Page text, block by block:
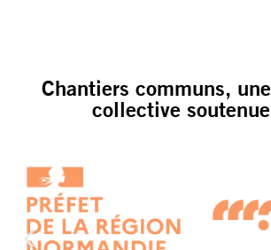
Chantiers communs,
collective